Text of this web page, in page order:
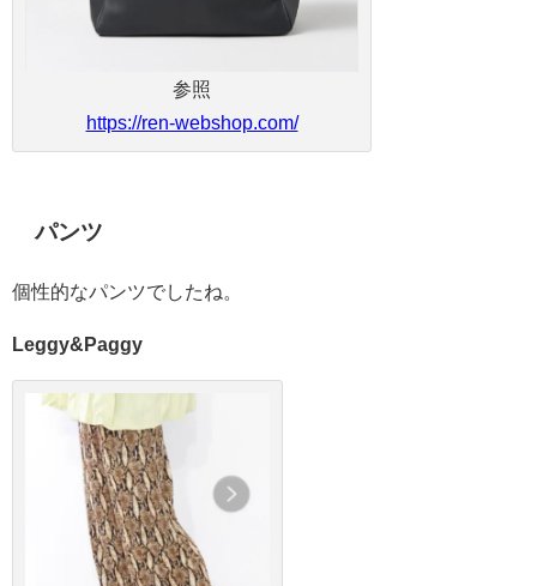
参照
https://ren-webshop.com/
パンツ
個性的なパンツでしたね。
Leggy&Paggy